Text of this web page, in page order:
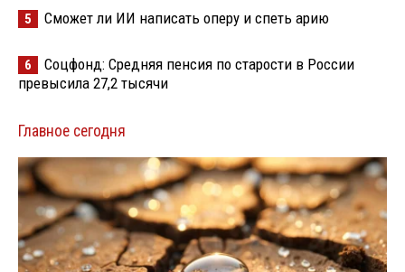
5 Сможет ли ИИ написать оперу и спеть арию
6
Соцфонд: Средняя пенсия по старости в России
превысила 27,2 тысячи
Главное сегодня